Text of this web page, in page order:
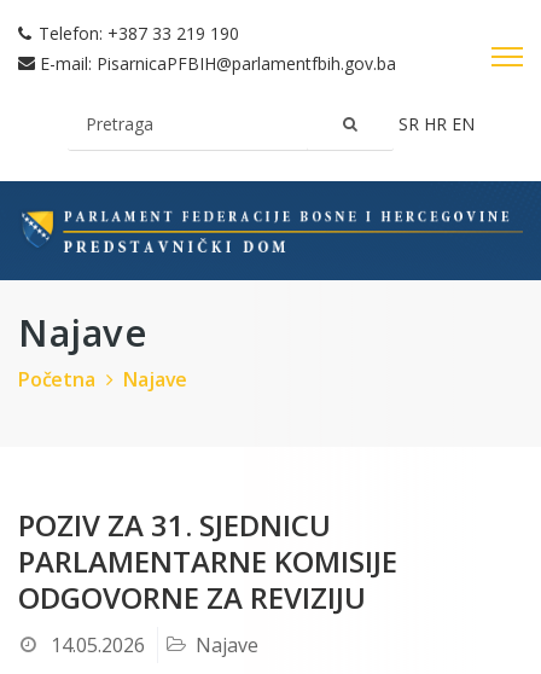
Telefon: +387 33 219 190
E-mail: PisarnicaPFBIH@parlamentfbih.gov.ba
SR HR EN
Najave
Početna Najave
POZIV ZA 31. SJEDNICU
PARLAMENTARNE KOMISIJE
ODGOVORNE ZA REVIZIJU
14.05.2026 Najave